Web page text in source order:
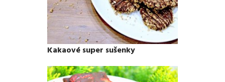
Kakaové super sušenky